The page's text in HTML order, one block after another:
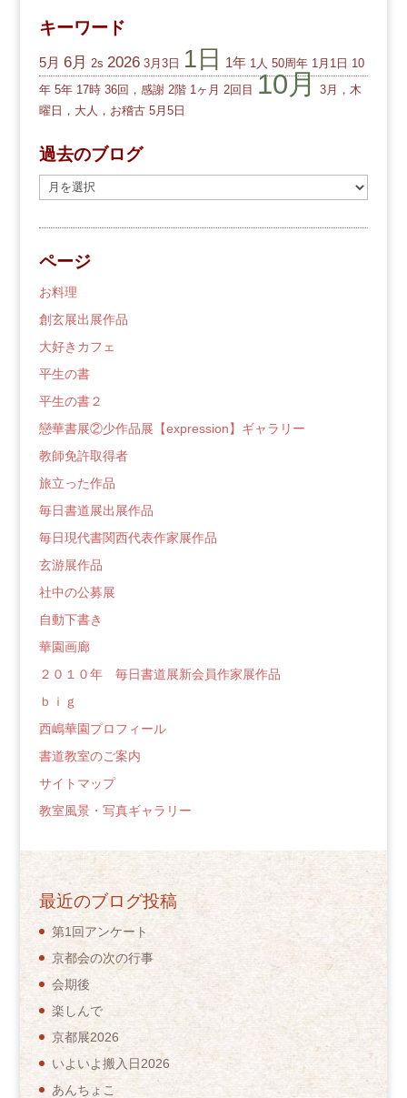
キーワード
5月 6月 2s 2026 3月3日 1日 1年 1人 50周年 1月1日 10
年 5年 17時 36回，感謝 2階 1ヶ月 2回目 10月 3月，木
曜日，大人，お稽古 5月5日
過去のブログ
去
の
ロ
グ
ページ
お料理
創玄展出展作品
大好きカフェ
平生の書
平生の書２
戀華書展②少作品展【expression】ギャラリー
教師免許取得者
旅立った作品
毎日書道展出展作品
毎日現代書関西代表作家展作品
玄游展作品
社中の公募展
自動下書き
華園画廊
２０１０年 毎日書道展新会員作家展作品
ｂｉｇ
西嶋華園プロフィール
書道教室のご案内
サイトマップ
教室風景・写真ギャラリー
最近のブログ投稿
第1回アンケート
京都会の次の行事
会期後
楽しんで
京都展2026
いよいよ搬入日2026
あんちょこ